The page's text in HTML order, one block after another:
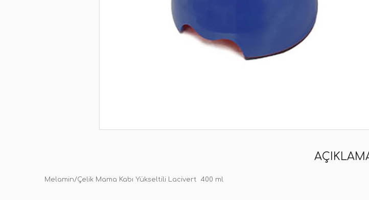
Melamin/Çelik Mama Kabı Yükseltili Lacivert 400 ml